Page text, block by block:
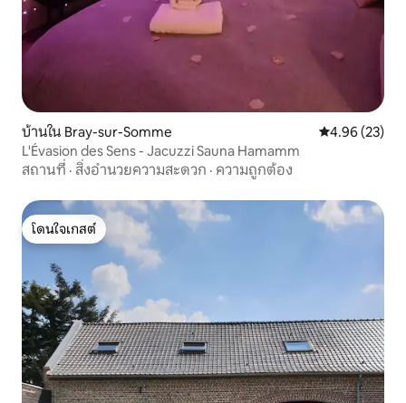
บ้านใน Bray-sur-Somme คะแนนเฉลี่ย
4.96 (23)
L'Évasion des Sens - Jacuzzi Sauna Hamamm
สถานที่ · สิ่งอำนวยความสะดวก · ความถูกต้อง
โดนใจเกสต์
โดนใจเกสต์